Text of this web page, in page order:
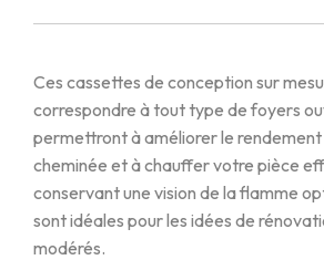
Ces cassettes de conception sur
correspondre à tout type de foyers
permettront à améliorer le
cheminée et à chauffer votre pièce
conservant une vision de la flamme
sont idéales pour les idées de
modérés.